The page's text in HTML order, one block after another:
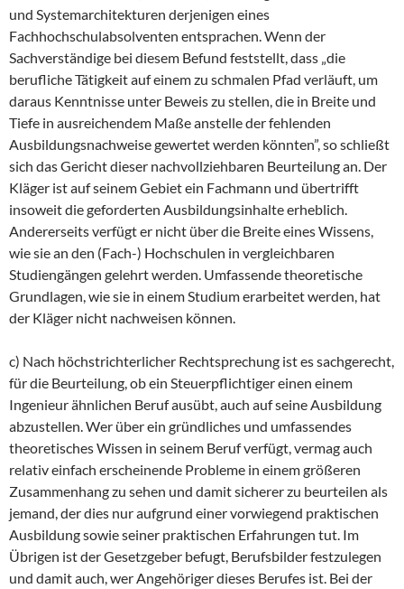
und Systemarchitekturen derjenigen eines
Fachhochschulabsolventen entsprachen. Wenn der
Sachverständige bei diesem Befund feststellt, dass „die
berufliche Tätigkeit auf einem zu schmalen Pfad verläuft, um
daraus Kenntnisse unter Beweis zu stellen, die in Breite und
Tiefe in ausreichendem Maße anstelle der fehlenden
Ausbildungsnachweise gewertet werden könnten”, so schließt
sich das Gericht dieser nachvollziehbaren Beurteilung an. Der
Kläger ist auf seinem Gebiet ein Fachmann und übertrifft
insoweit die geforderten Ausbildungsinhalte erheblich.
Andererseits verfügt er nicht über die Breite eines Wissens,
wie sie an den (Fach-) Hochschulen in vergleichbaren
Studiengängen gelehrt werden. Umfassende theoretische
Grundlagen, wie sie in einem Studium erarbeitet werden, hat
der Kläger nicht nachweisen können.
c) Nach höchstrichterlicher Rechtsprechung ist es sachgerecht,
für die Beurteilung, ob ein Steuerpflichtiger einen einem
Ingenieur ähnlichen Beruf ausübt, auch auf seine Ausbildung
abzustellen. Wer über ein gründliches und umfassendes
theoretisches Wissen in seinem Beruf verfügt, vermag auch
relativ einfach erscheinende Probleme in einem größeren
Zusammenhang zu sehen und damit sicherer zu beurteilen als
jemand, der dies nur aufgrund einer vorwiegend praktischen
Ausbildung sowie seiner praktischen Erfahrungen tut. Im
Übrigen ist der Gesetzgeber befugt, Berufsbilder festzulegen
und damit auch, wer Angehöriger dieses Berufes ist. Bei der